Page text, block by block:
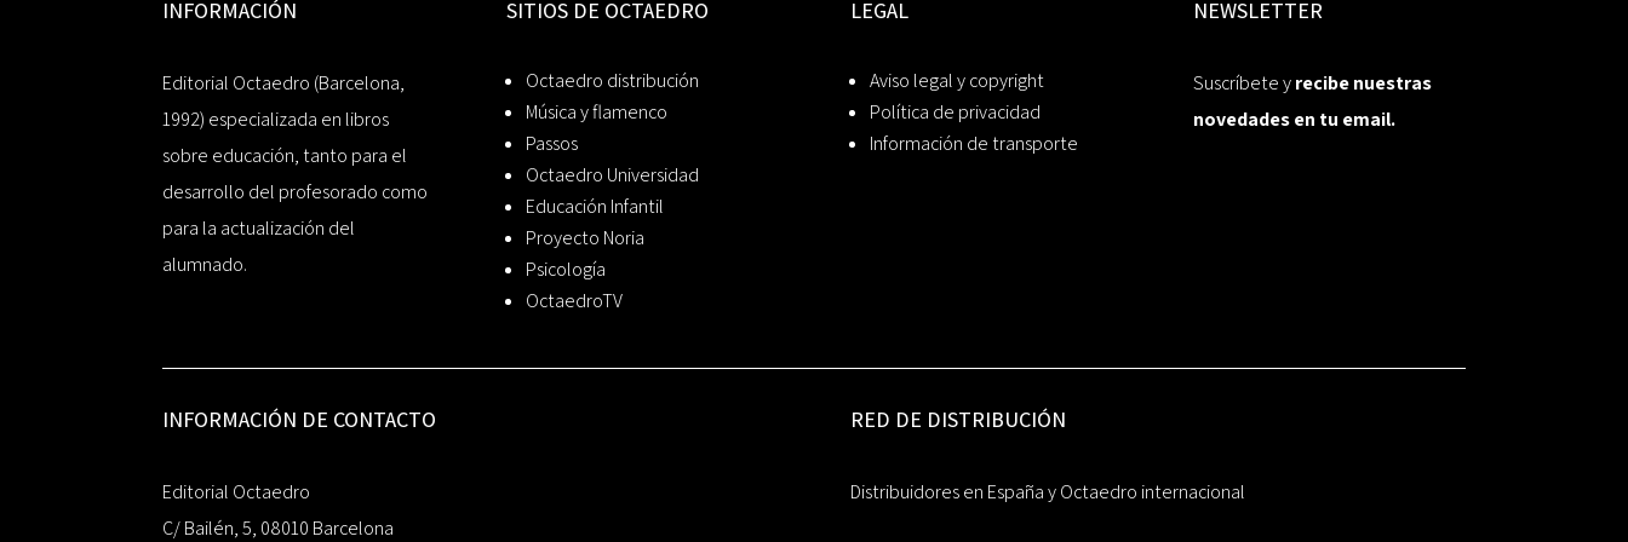
INFORMACIÓN
Editorial Octaedro (Barcelona,
1992) especializada en libros
sobre educación, tanto para el
desarrollo del profesorado como
para la actualización del
alumnado.
SITIOS DE OCTAEDRO
Octaedro distribución
Música y flamenco
Passos
Octaedro Universidad
Educación Infantil
Proyecto Noria
Psicología
OctaedroTV
LEGAL
Aviso legal y copyright
Política de privacidad
Información de transporte
NEWSLETTER
Suscríbete yrecibe nuestras
novedades en tu email.
INFORMACIÓN DE CONTACTO
Editorial Octaedro
C/ Bailén, 5, 08010 Barcelona
RED DE DISTRIBUCIÓN
Distribuidores en España y Octaedro internacional